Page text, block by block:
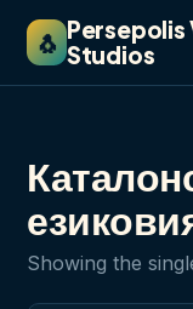
🐧 Persepolis
Studios
Showing the